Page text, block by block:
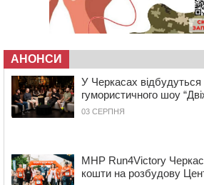
670 тис грн штрафу за незаконні
Обрано претендента на посаду
07:23 Уманські міграційники
який відсидів термін у колонії
05 СЕРПНЯ 2026, СЕРЕДА
20:28 Наступні два дні на Черкащині
19:30
Проєкт просторового розвитку
Шевченківської громади
погодження
АНОНСИ
У Черкасах відбудуться
гумористичного шоу
03 СЕРПНЯ
MHP Run4Victory
кошти на розбудову